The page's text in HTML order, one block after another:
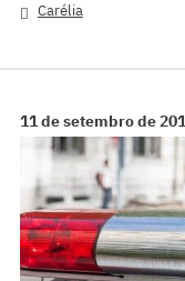
Carélia
11 de setembro de